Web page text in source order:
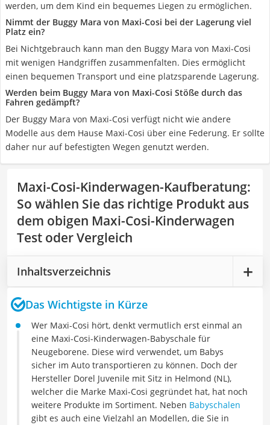
werden, um dem Kind ein bequemes Liegen zu ermöglichen.
Nimmt der Buggy Mara von Maxi-Cosi bei der Lagerung viel
Platz ein?
Bei Nichtgebrauch kann man den Buggy Mara von Maxi-Cosi
mit wenigen Handgriffen zusammenfalten. Dies ermöglicht
einen bequemen Transport und eine platzsparende Lagerung.
Werden beim Buggy Mara von Maxi-Cosi Stöße durch das
Fahren gedämpft?
Der Buggy Mara von Maxi-Cosi verfügt nicht wie andere
Modelle aus dem Hause Maxi-Cosi über eine Federung. Er sollte
daher nur auf befestigten Wegen genutzt werden.
Maxi-Cosi-Kinderwagen-Kaufberatung:
So wählen Sie das richtige Produkt aus
dem obigen Maxi-Cosi-Kinderwagen
Test oder Vergleich
Inhaltsverzeichnis
Das Wichtigste in Kürze
Wer Maxi-Cosi hört, denkt vermutlich erst einmal an
eine Maxi-Cosi-Kinderwagen-Babyschale für
Neugeborene. Diese wird verwendet, um Babys
sicher im Auto transportieren zu können. Doch der
Hersteller Dorel Juvenile mit Sitz in Helmond (NL),
welcher die Marke Maxi-Cosi gegründet hat, hat noch
weitere Produkte im Sortiment. Neben Babyschalen
gibt es auch eine Vielzahl an Modellen, die Sie in